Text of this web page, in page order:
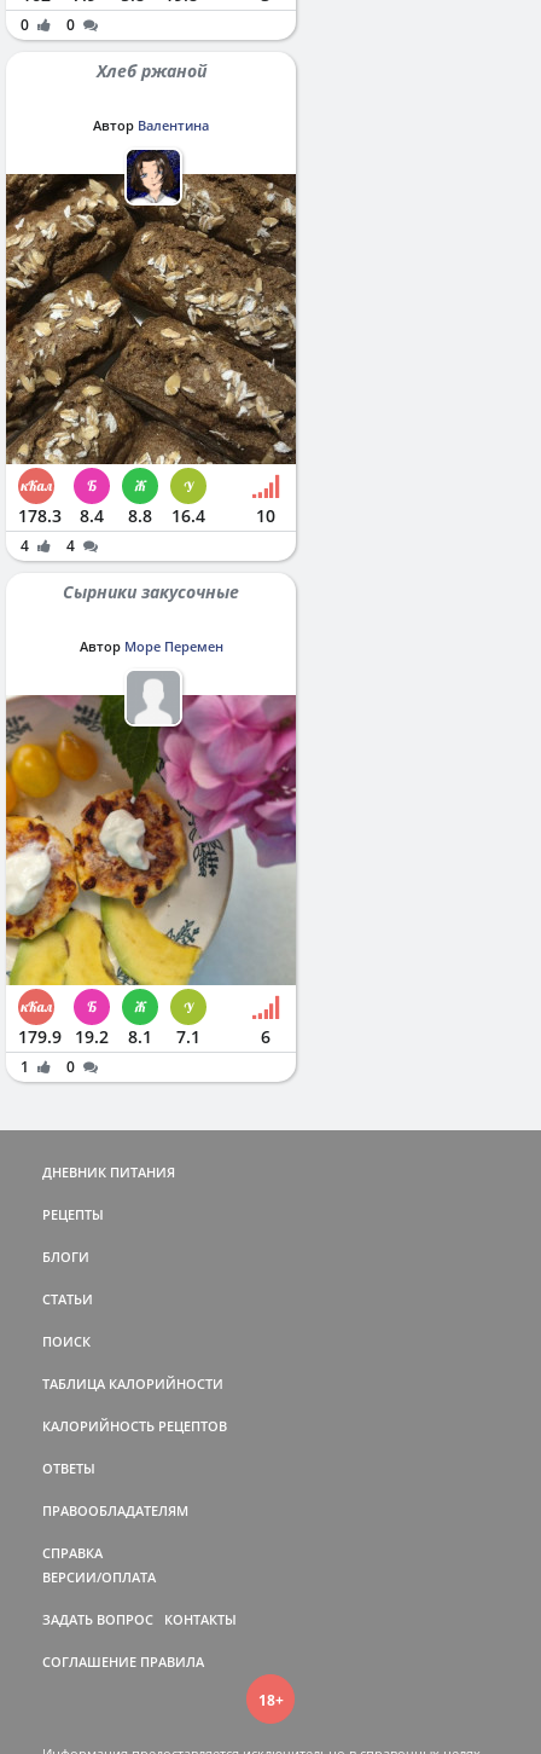
0 0
Хлеб ржаной
Автор Валентина
178.3 8.4 8.8 16.4 10
4 4
Сырники закусочные
Автор Море Перемен
179.9 19.2 8.1 7.1 6
1 0
ДНЕВНИК ПИТАНИЯ
РЕЦЕПТЫ
БЛОГИ
СТАТЬИ
ПОИСК
ТАБЛИЦА КАЛОРИЙНОСТИ
КАЛОРИЙНОСТЬ РЕЦЕПТОВ
ОТВЕТЫ
ПРАВООБЛАДАТЕЛЯМ
СПРАВКА
ВЕРСИИ/ОПЛАТА
ЗАДАТЬ ВОПРОС КОНТАКТЫ
СОГЛАШЕНИЕ ПРАВИЛА
18+